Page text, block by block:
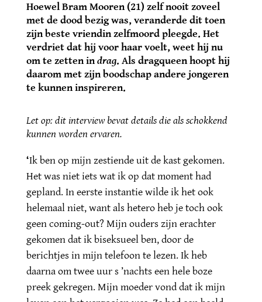
Hoewel Bram Mooren (21) zelf nooit zoveel
met de dood bezig was, veranderde dit toen
zijn beste vriendin zelfmoord pleegde. Het
verdriet dat hij voor haar voelt, weet hij nu
om te zetten indrag. Als dragqueen hoopt hij
daarom met zijn boodschap andere jongeren
te kunnen inspireren.
Let op: dit interview bevat details die als schokkend
kunnen worden ervaren.
‘Ik ben op mijn zestiende uit de kast gekomen.
Het was niet iets wat ik op dat moment had
gepland. In eerste instantie wilde ik het ook
helemaal niet, want als hetero heb je toch ook
geen coming-out? Mijn ouders zijn erachter
gekomen dat ik biseksueel ben, door de
berichtjes in mijn telefoon te lezen. Ik heb
daarna om twee uur s ’nachts een hele boze
preek gekregen. Mijn moeder vond dat ik mijn